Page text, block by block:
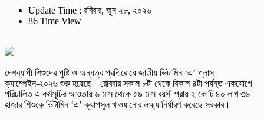
Update Time : রবিবার, জুন ২৮, ২০২৬
86 Time View
দেশব্যাপী শিশুদের পুষ্টি ও অন্ধত্ব প্রতিরোধে জাতীয় ভিটামিন ‘এ’ প্লাস
ক্যাম্পেইন-২০২৬ শুরু হয়েছে। রোববার সকাল ৮টা থেকে বিকাল ৪টা পর্যন্ত একযোগে
পরিচালিত এ কর্মসূচির আওতায় ৬ মাস থেকে ৫৯ মাস বয়সী প্রায় ২ কোটি ৪০ লাখ ৩৬
হাজার শিশুকে ভিটামিন ‘এ’ ক্যাপসুল খাওয়ানোর লক্ষ্য নির্ধারণ করেছে সরকার।